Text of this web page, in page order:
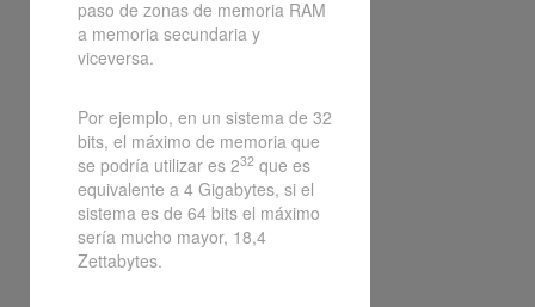
paso de zonas de memoria RAM
a memoria secundaria y
viceversa.
Por ejemplo, en un sistema de 32
bits, el máximo de memoria que
se podría utilizar es 232 que es
equivalente a 4 Gigabytes, si el
sistema es de 64 bits el máximo
sería mucho mayor, 18,4
Zettabytes.